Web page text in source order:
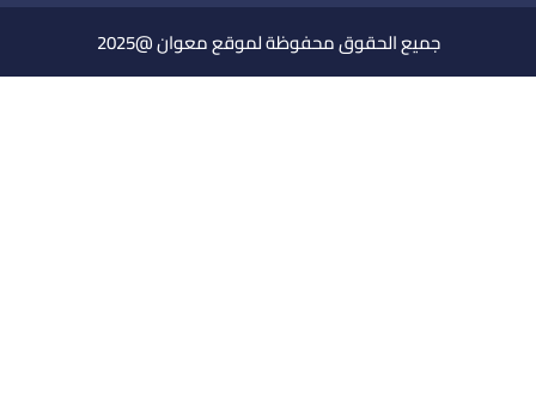
جميع الحقوق محفوظة لموقع معوان @2025